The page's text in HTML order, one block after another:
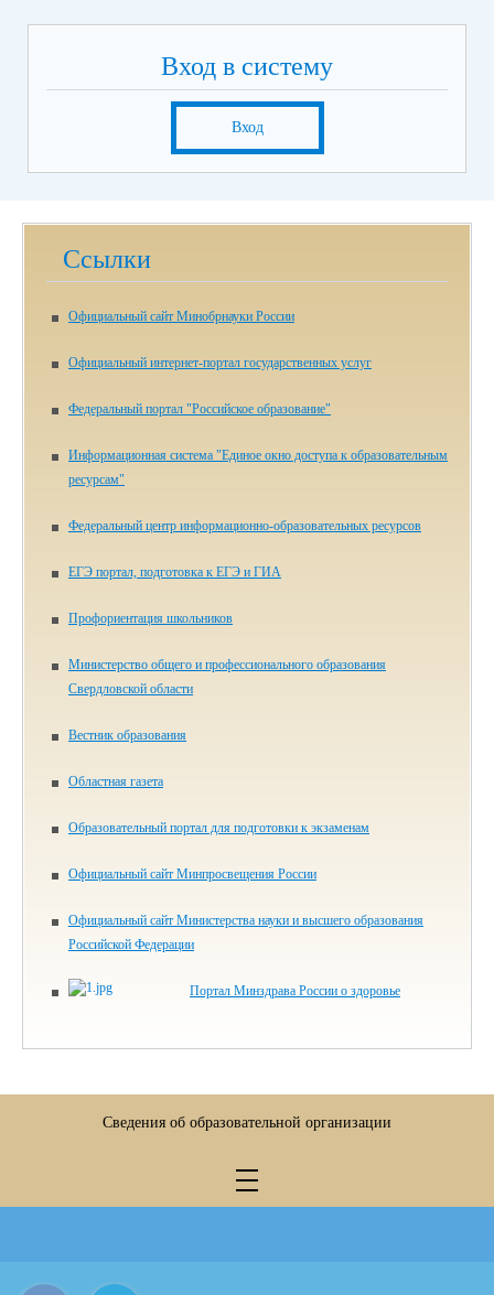
Вход в систему
Вход
Ссылки
Официальный сайт Минобрнауки России
Официальный интернет-портал государственных услуг
Федеральный портал "Российское образование"
Информационная система "Единое окно доступа к образовательным
ресурсам"
Федеральный центр информационно-образовательных ресурсов
ЕГЭ портал, подготовка к ЕГЭ и ГИА
Профориентация школьников
Министерство общего и профессионального образования
Свердловской области
Вестник образования
Областная газета
Образовательный портал для подготовки к экзаменам
Официальный сайт Минпросвещения России
Официальный сайт Министерства науки и высшего образования
Российской Федерации
Портал Минздрава России о здоровье
Сведения об образовательной организации